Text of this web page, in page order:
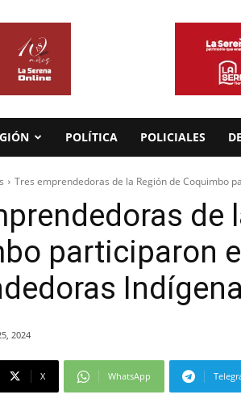
POLÍTICA POLICIALES
Tres emprendedoras de la Región de Coquimbo
de
participaron
2024
X WhatsApp